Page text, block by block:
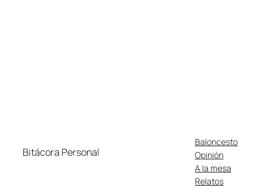
Bitácora Personal
Baloncesto
Opinión
A la mesa
Relatos